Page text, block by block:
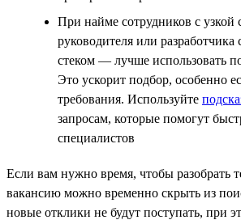
При найме сотрудников с
руководителя или
стеком — лучше использовать
Это ускорит подбор, особенно
требования. Используйте
запросам, которые помогут
специалистов
Если вам нужно время, чтобы разобрать
вакансию можно временно скрыть из
новые отклики не будут поступать, при